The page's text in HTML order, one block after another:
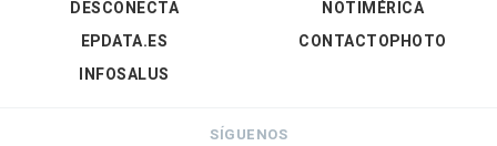
DESCONECTA
EPDATA.ES
INFOSALUS
NOTIMÉRICA
CONTACTOPHOTO
SÍGUENOS